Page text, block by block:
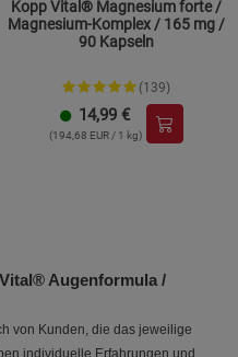
Kopp Vital® Magnesium forte /
Magnesium-Komplex / 165 mg /
90 Kapseln
(139)
14,99 €
(194,68 EUR / 1 kg)
Augenformula /
von Kunden, die das jeweilige